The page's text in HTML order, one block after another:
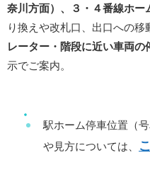
奈川方面）、３・４番線ホー
り換えや改札口、出口への移
レーター・階段に近い車両の
示でご案内。
駅ホーム停車位置（
や見方については、